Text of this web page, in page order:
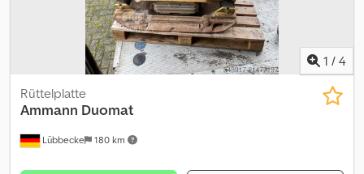
1 / 4
Lübbecke 180 km
Rüttelplatte
Ammann Duomat